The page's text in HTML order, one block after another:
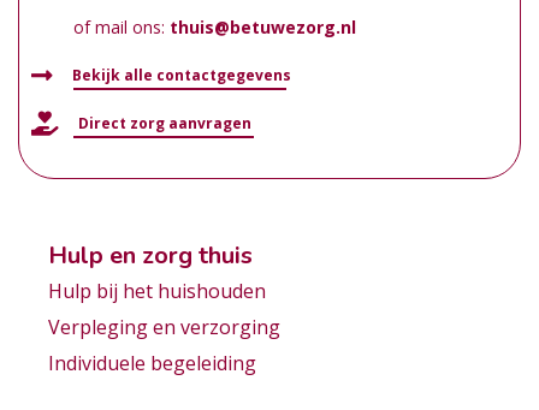
of mail ons: thuis@betuwezorg.nl
Bekijk alle contactgegevens
Direct zorg aanvragen
Hulp en zorg thuis
Hulp bij het huishouden
Verpleging en verzorging
Individuele begeleiding